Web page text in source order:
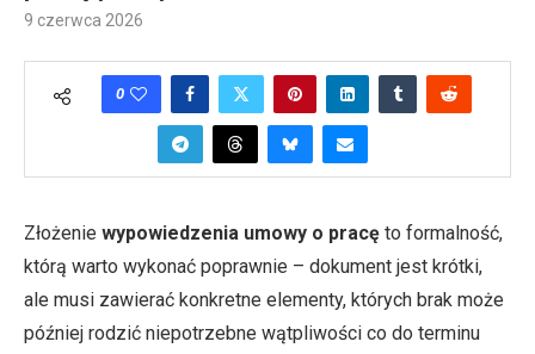
9 czerwca 2026
0
Złożenie wypowiedzenia umowy o pracę to formalność,
którą warto wykonać poprawnie – dokument jest krótki,
ale musi zawierać konkretne elementy, których brak może
później rodzić niepotrzebne wątpliwości co do terminu